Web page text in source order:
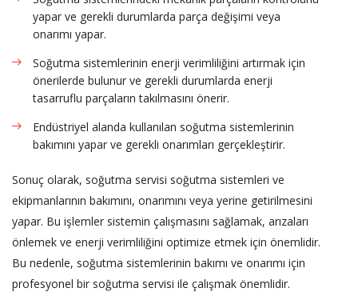
yapar ve gerekli durumlarda parça değişimi veya
onarımı yapar.
Soğutma sistemlerinin enerji verimliliğini artırmak için
önerilerde bulunur ve gerekli durumlarda enerji
tasarruflu parçaların takılmasını önerir.
Endüstriyel alanda kullanılan soğutma sistemlerinin
bakımını yapar ve gerekli onarımları gerçekleştirir.
Sonuç olarak, soğutma servisi soğutma sistemleri ve
ekipmanlarının bakımını, onarımını veya yerine getirilmesini
yapar. Bu işlemler sistemin çalışmasını sağlamak, arızaları
önlemek ve enerji verimliliğini optimize etmek için önemlidir.
Bu nedenle, soğutma sistemlerinin bakımı ve onarımı için
profesyonel bir soğutma servisi ile çalışmak önemlidir.